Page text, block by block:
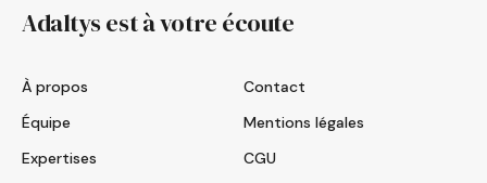
Adaltys est à votre écoute
À propos
Équipe
Expertises
Contact
Mentions légales
CGU